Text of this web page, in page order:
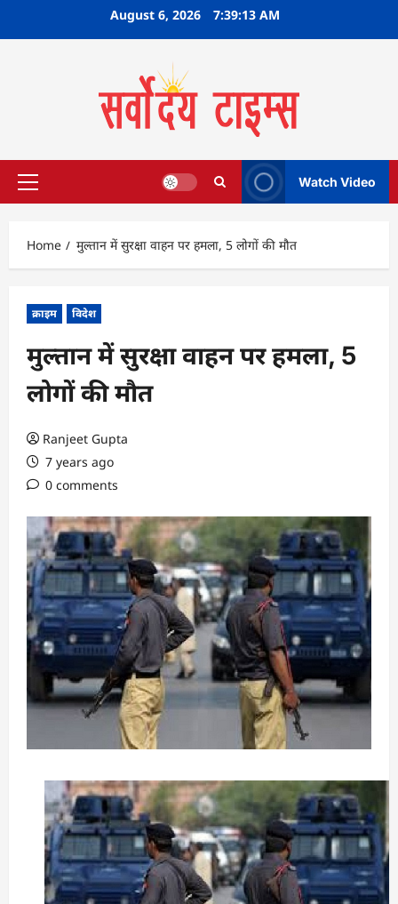
August 6, 2026 7:39:14 AM
Primary
Watch Video
Home मुल्तान में सुरक्षा वाहन पर हमला, 5 लोगों की मौत
क्राइम विदेश
मुल्तान में सुरक्षा वाहन पर हमला, 5
लोगों की मौत
Ranjeet Gupta
7 years ago
0 comments